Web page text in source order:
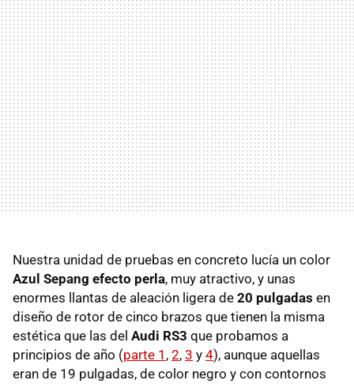
Nuestra unidad de pruebas en concreto lucía un color
Azul Sepang efecto perla, muy atractivo, y unas
enormes llantas de aleación ligera de 20 pulgadas en
diseño de rotor de cinco brazos que tienen la misma
estética que las del Audi RS3 que probamos a
principios de año (parte 1 , 2, 3 y 4), aunque aquellas
eran de 19 pulgadas, de color negro y con contornos